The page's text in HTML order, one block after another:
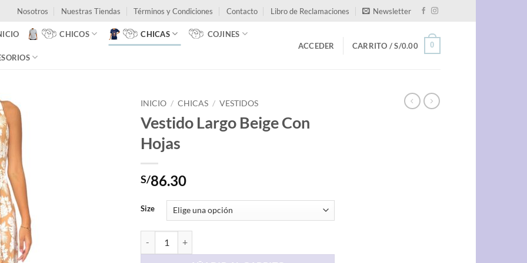
Nosotros Nuestras Tiendas Términos y Condiciones Contacto Libro de Reclamaciones Newsletter
CHICOS CHICAS COJINES
ACCEDER CARRITO /S/0.00 0
INICIO / CHICAS / VESTIDOS
Vestido Largo Beige Con
Hojas
S/86.30
Size